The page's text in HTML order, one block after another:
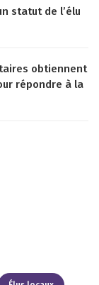
statut de l’élu
obtiennent
répondre à la